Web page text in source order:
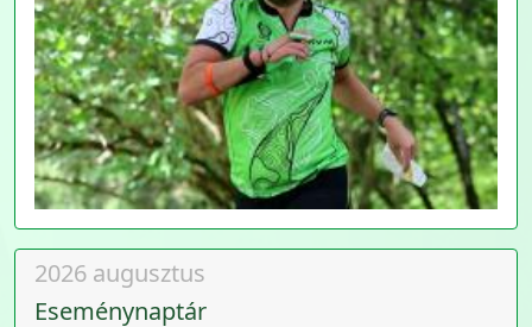
2026 augusztus
Eseménynaptár